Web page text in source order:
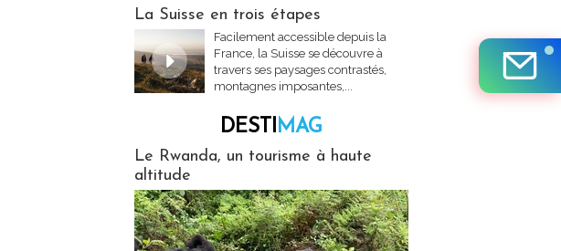
La Suisse en trois étapes
Facilement accessible depuis la
France, la Suisse se découvre à
travers ses paysages contrastés,
montagnes imposantes,...
DESTIMAG
Le Rwanda, un tourisme à haute
altitude